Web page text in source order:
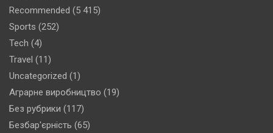
Recommended (5 415)
Sports (252)
Tech (4)
Travel (11)
Uncategorized (1)
Аграрне виробництво (19)
Без рубрики (117)
Безбар'єрність (65)